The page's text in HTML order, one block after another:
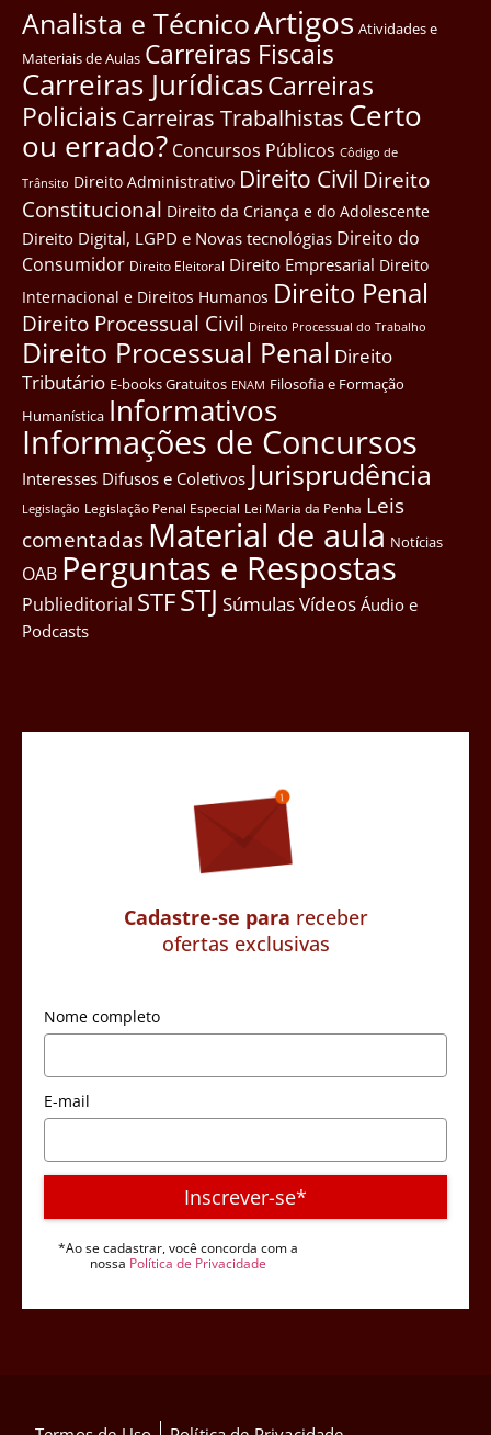
Analista e TécnicoArtigos Atividades e
Materiais de Aulas Carreiras Fiscais
Carreiras JurídicasCarreiras
Policiais Carreiras Trabalhistas Certo
ou errado? Concursos Públicos Côdigo de
Trânsito Direito Administrativo Direito Civil Direito
Constitucional Direito da Criança e do Adolescente
Direito Digital, LGPD e Novas tecnológias Direito do
Consumidor Direito Eleitoral Direito Empresarial Direito
Internacional e Direitos Humanos Direito Penal
Direito Processual Civil Direito Processual do Trabalho
Direito Processual Penal Direito
Tributário E-books Gratuitos ENAM Filosofia e Formação
Humanística Informativos
Informações de Concursos
Interesses Difusos e Coletivos Jurisprudência
Legislação Legislação Penal Especial Lei Maria da Penha Leis
comentadas Material de aula Notícias
OAB Perguntas e Respostas
Publieditorial STFSTJ SúmulasVídeos Áudio e
Podcasts
Cadastre-se para receber
ofertas exclusivas
Nome completo
E-mail
Inscrever-se*
*Ao se cadastrar, você concorda com a
nossa Política de Privacidade